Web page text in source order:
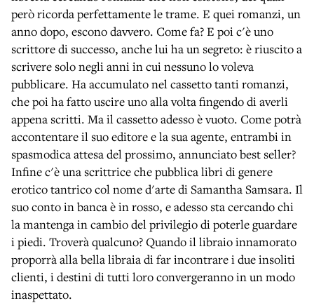
però ricorda perfettamente le trame. E quei romanzi, un
anno dopo, escono davvero. Come fa? E poi c'è uno
scrittore di successo, anche lui ha un segreto: è riuscito a
scrivere solo negli anni in cui nessuno lo voleva
pubblicare. Ha accumulato nel cassetto tanti romanzi,
che poi ha fatto uscire uno alla volta fingendo di averli
appena scritti. Ma il cassetto adesso è vuoto. Come potrà
accontentare il suo editore e la sua agente, entrambi in
spasmodica attesa del prossimo, annunciato best seller?
Infine c'è una scrittrice che pubblica libri di genere
erotico tantrico col nome d'arte di Samantha Samsara. Il
suo conto in banca è in rosso, e adesso sta cercando chi
la mantenga in cambio del privilegio di poterle guardare
i piedi. Troverà qualcuno? Quando il libraio innamorato
proporrà alla bella libraia di far incontrare i due insoliti
clienti, i destini di tutti loro convergeranno in un modo
inaspettato.